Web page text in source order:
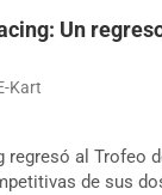
Un
Kart
regresó al Trofeo
de sus